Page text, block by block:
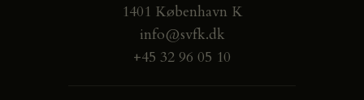
1401 København K
info@svfk.dk
+45 32 96 05 10